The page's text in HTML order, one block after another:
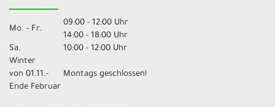
Mo. - Fr.
09:00 - 12:00 Uhr
14:00 - 18:00 Uhr
Sa.
10:00 - 12:00 Uhr
Winter
von 01.11.-
Ende Februar
Montags geschlossen!